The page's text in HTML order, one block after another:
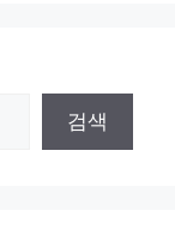
검색